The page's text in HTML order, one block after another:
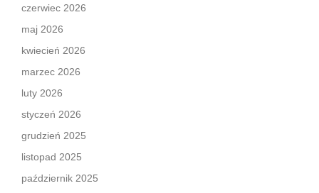
czerwiec 2026
maj 2026
kwiecień 2026
marzec 2026
luty 2026
styczeń 2026
grudzień 2025
listopad 2025
październik 2025